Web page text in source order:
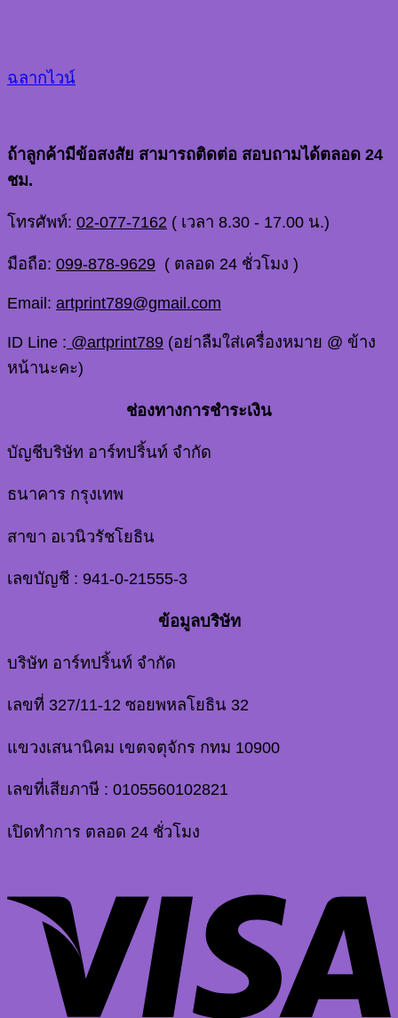
ฉลากไวน์
ถ้าลูกค้ามีข้อสงสัย สามารถติดต่อ สอบถามได้ตลอด 24
ชม.
โทรศัพท์: 02-077-7162 ( เวลา 8.30 - 17.00 น.)
มือถือ: 099-878-9629 ( ตลอด 24 ชั่วโมง )
Email: artprint789@gmail.com
ID Line : @artprint789 (อย่าลืมใส่เครื่องหมาย @ ข้าง
หน้านะคะ)
ช่องทางการชำระเงิน
บัญชีบริษัท อาร์ทปริ้นท์ จำกัด
ธนาคาร กรุงเทพ
สาขา อเวนิวรัชโยธิน
เลขบัญชี : 941-0-21555-3
ข้อมูลบริษัท
บริษัท อาร์ทปริ้นท์ จำกัด
เลขที่ 327/11-12 ซอยพหลโยธิน 32
แขวงเสนานิคม เขตจตุจักร กทม 10900
เลขที่เสียภาษี : 0105560102821
เปิดทำการ ตลอด 24 ชั่วโมง